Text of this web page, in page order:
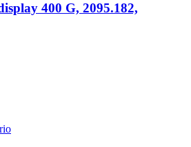
400 G, 2095.182,